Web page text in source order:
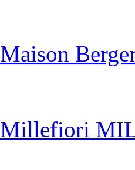
Maison
Millefiori